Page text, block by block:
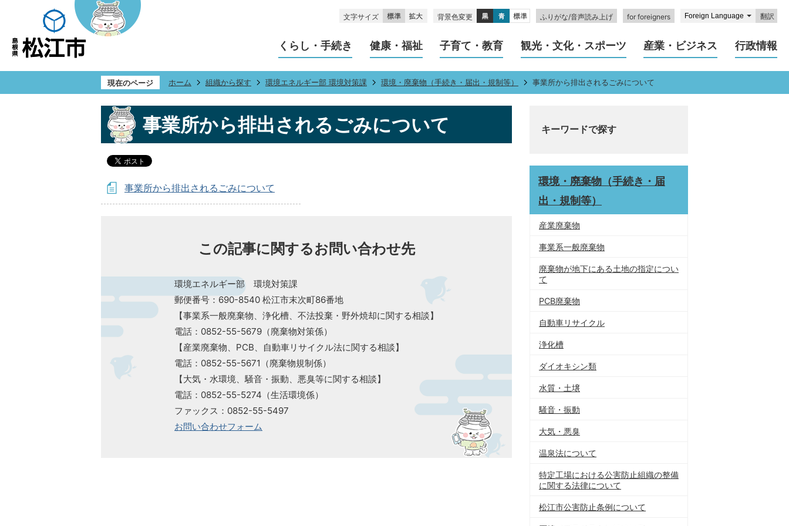
文字サイズ 背景色変更 ふりがな/音声読み上げ for foreigners 翻訳
くらし・手続き 健康・福祉 子育て・教育 観光・文化・スポーツ 産業・ビジネス 行政情報
現在のページ ホーム 組織から探す 環境エネルギー部 環境対策課 環境・廃棄物（手続き・届出・規制等） 事業所から排出されるごみについて
事業所から排出されるごみについて
事業所から排出されるごみについて
この記事に関するお問い合わせ先
環境エネルギー部 環境対策課
郵便番号：690-8540 松江市末次町86番地
【事業系一般廃棄物、浄化槽、不法投棄・野外焼却に関する相談】
電話：0852-55-5679（廃棄物対策係）
【産業廃棄物、PCB、自動車リサイクル法に関する相談】
電話：0852-55-5671（廃棄物規制係）
【大気・水環境、騒音・振動、悪臭等に関する相談】
電話：0852-55-5274（生活環境係）
ファックス：0852-55-5497​​​​​​​
お問い合わせフォーム
キーワードで探す
環境・廃棄物（手続き・届
出・規制等）
産業廃棄物
事業系一般廃棄物
廃棄物が地下にある土地の指定につい
て
PCB廃棄物
自動車リサイクル
浄化槽
ダイオキシン類
水質・土壌
騒音・振動
大気・悪臭
温泉法について
特定工場における公害防止組織の整備
に関する法律について
松江市公害防止条例について